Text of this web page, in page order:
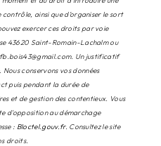
ainsi que d’organiser le sort
exercer ces droits par voie
43620 Saint-Romain-Lachalm ou
Un justificatif
conservons vos données
puis pendant la durée de
et de gestion des contentieux. Vous
d'opposition au démarchage
: Bloctel.gouv.fr. Consultez le site
droits.